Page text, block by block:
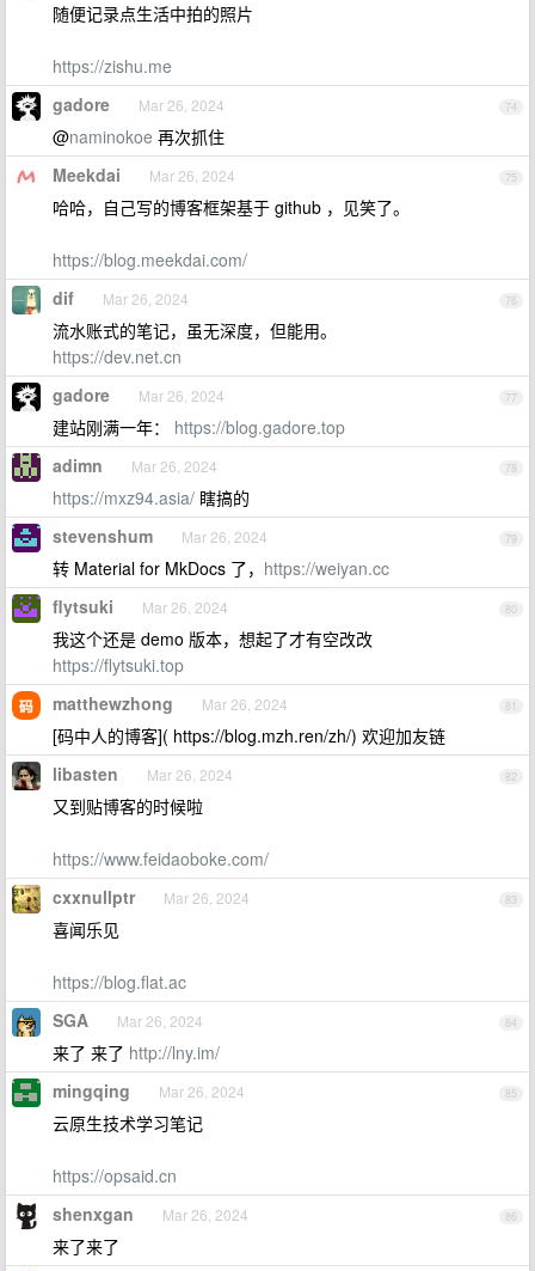
随便记录点生活中拍的照片
https://zishu.me
74
gadore Mar 26, 2024
@naminokoe 再次抓住
75
Meekdai Mar 26, 2024
哈哈，自己写的博客框架基于 github ，见笑了。
https://blog.meekdai.com/
76
dif Mar 26, 2024
流水账式的笔记，虽无深度，但能用。
https://dev.net.cn
77
gadore Mar 26, 2024
建站刚满一年： https://blog.gadore.top
78
adimn Mar 26, 2024
https://mxz94.asia/ 瞎搞的
79
stevenshum Mar 26, 2024
转 Material for MkDocs 了， https://weiyan.cc
80
flytsuki Mar 26, 2024
我这个还是 demo 版本，想起了才有空改改
https://flytsuki.top
81
matthewzhong Mar 26, 2024
[码中人的博客]( https://blog.mzh.ren/zh/) 欢迎加友链
82
libasten Mar 26, 2024
又到贴博客的时候啦
https://www.feidaoboke.com/
83
cxxnullptr Mar 26, 2024
喜闻乐见
https://blog.flat.ac
84
SGA Mar 26, 2024
来了 来了 http://lny.im/
85
mingqing Mar 26, 2024
云原生技术学习笔记
https://opsaid.cn
86
shenxgan Mar 26, 2024
来了来了